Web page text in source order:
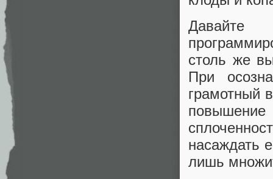
Давайте
столь же
При
грамотный
насаждать
лишь